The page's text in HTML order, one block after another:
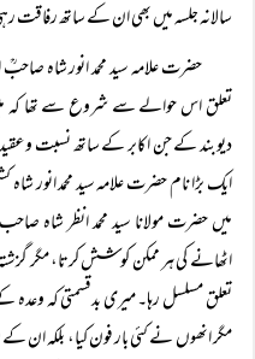
سالانہ جلسہ میں بھی ان کے ساتھ رفاقت
حضرت علامہ سید محمد انور شاہ
تعلق اس حوالے سے شروع سے تھا کہ
دیوبند کے جن اکابر کے ساتھ نسبت
ایک بڑا نام حضرت علامہ سید محمد انور
میں حضرت مولانا سید محمد انظر شاہ
اٹھانے کی ہر ممکن کوشش کرتا، مگر
تعلق مسلسل رہا۔ میری بدقسمتی کہ وعدہ
مگر انھوں نے کئی بار فون کیا، بلکہ ان